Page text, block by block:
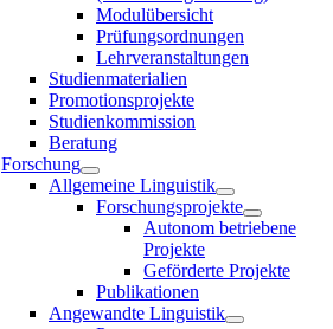
Modulübersicht
Prüfungsordnungen
Lehrveranstaltungen
Studienmaterialien
Promotionsprojekte
Studienkommission
Beratung
Forschung
Allgemeine Linguistik
Forschungsprojekte
Autonom betriebene
Projekte
Geförderte Projekte
Publikationen
Angewandte Linguistik